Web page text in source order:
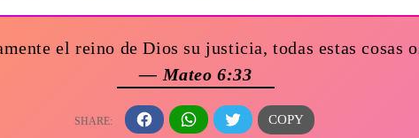
el reino de Dios su justicia, todas estas cosas
— Mateo 6:33